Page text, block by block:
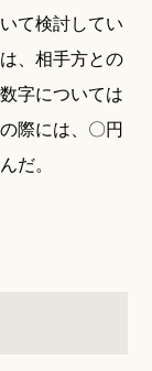
て検討してい
、相手方との
字については
際には、〇円
だ。